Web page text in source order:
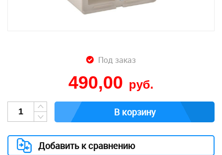
Под заказ
490,00 руб.
В корзину
Добавить к сравнению